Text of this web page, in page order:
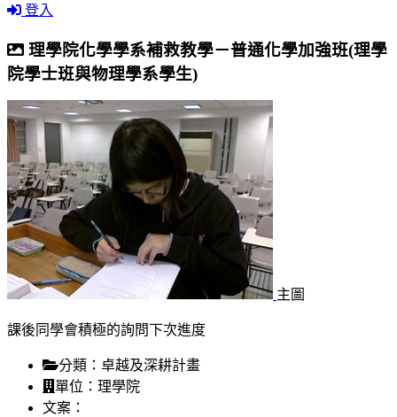
登入
理學院化學學系補救教學－普通化學加強班(理學
院學士班與物理學系學生)
主圖
課後同學會積極的詢問下次進度
分類： 卓越及深耕計畫
單位： 理學院
文案：